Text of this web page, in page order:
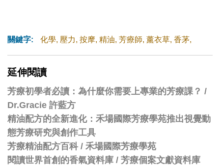
關鍵字: 化學, 壓力, 按摩, 精油, 芳療師, 薰衣草, 香茅,
延伸閱讀
芳療初學者必讀：為什麼你需要上專業的芳療課？ /
Dr.Gracie 許藍方
精油配方的全新進化：禾場國際芳療學苑推出視覺動
態芳療研究與創作工具
芳療精油配方百科 / 禾場國際芳療學苑
閱讀世界首創的香氣資料庫 / 芳療個案文獻資料庫